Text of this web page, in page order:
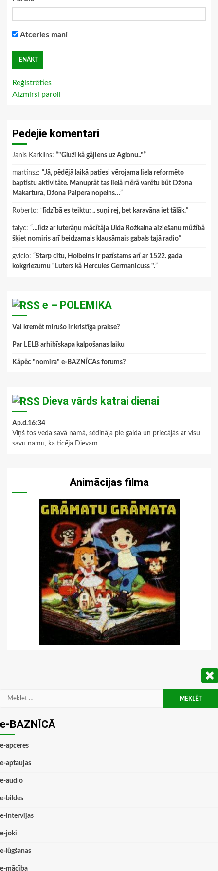
Atceries mani
Reģistrēties
Aizmirsi paroli
Pēdējie komentāri
Janis Karklins: “"Gluži kā gājiens uz Aglonu.."”
martinsz: “Jā, pēdējā laikā patiesi vērojama liela reformēto
baptistu aktivitāte. Manuprāt tas lielā mērā varētu būt Džona
Makartura, Džona Paipera nopelns…”
Roberto: “ līdzībā es teiktu: .. suņi rej, bet karavāna iet tālāk.”
talyc: “…līdz ar luterāņu mācītāja Ulda Rožkalna aiziešanu mūžībā
šķiet nomiris arī beidzamais klausāmais gabals tajā radio”
gviclo: “Starp citu, Holbeins ir pazīstams arī ar 1522. gada
kokgriezumu "Luters kā Hercules Germanicuss ".”
e – POLEMIKA
Vai kremēt mirušo ir kristīga prakse?
Par LELB arhibīskapa kalpošanas laiku
Kāpēc "nomira" e-BAZNĪCAs forums?
Dieva vārds katrai dienai
Ap.d.16:34
Viņš tos veda savā namā, sēdināja pie galda un priecājās ar visu
savu namu, ka ticēja Dievam.
Animācijas filma
Meklēt:
e-BAZNĪCĀ
e-apceres
e-aptaujas
e-audio
e-bildes
e-intervijas
e-joki
e-lūgšanas
e-mācība